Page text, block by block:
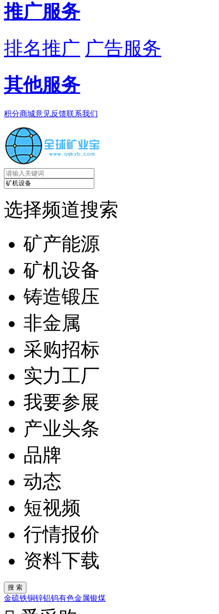
推广服务
排名推广 广告服务
其他服务
积分商城意见反馈联系我们
选择频道搜索
矿产能源
矿机设备
铸造锻压
非金属
采购招标
实力工厂
我要参展
产业头条
品牌
动态
短视频
行情报价
资料下载
金硫铁铜锌铝钨有色金属银煤